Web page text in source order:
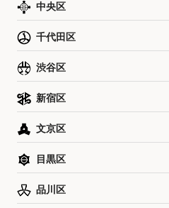
中央区
千代田区
渋谷区
新宿区
文京区
目黒区
品川区